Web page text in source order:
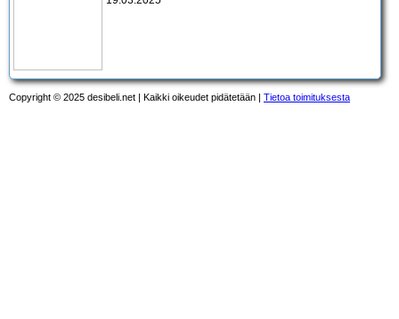
Copyright © 2025 desibeli.net | Kaikki oikeudet pidätetään | Tietoa toimituksesta